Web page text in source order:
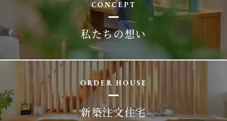
CONCEPT
私たちの想い
ORDER HOUSE
新築注文住宅